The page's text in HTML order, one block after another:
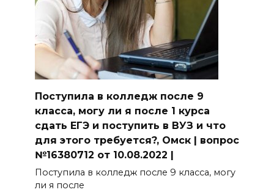
Поступила в колледж после 9
класса, могу ли я после 1 курса
сдать ЕГЭ и поступить в ВУЗ и что
для этого требуется?, Омск | вопрос
№16380712 от 10.08.2022 |
Поступила в колледж после 9 класса, могу
ли я после